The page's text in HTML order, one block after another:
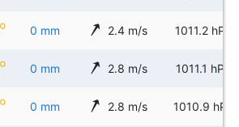
0 mm 2.4 m/s 1011.2 hPa
0 mm 2.8 m/s 1011.1 hPa
0 mm 2.8 m/s 1010.9 hPa